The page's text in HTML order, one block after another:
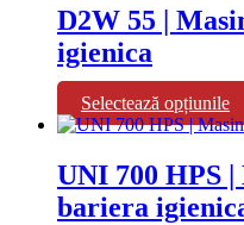
D2W 55 |
igienica
Selectează opțiunile
UNI 700 HPS |
bariera